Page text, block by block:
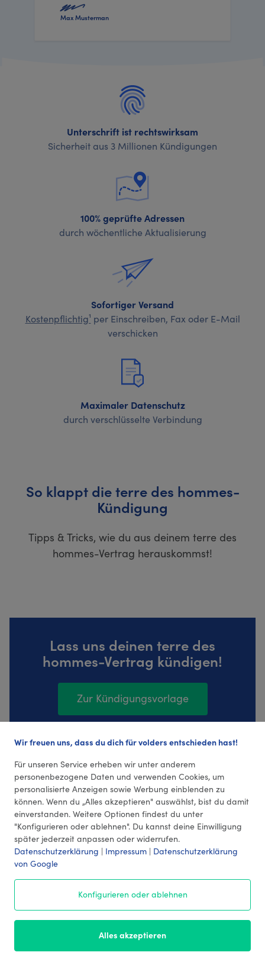
Max Musterman
Unterschrift ist rechtswirksam
Sicherheit aus 3 Millionen Kündigungen
100% geprüfte Adressen
durch wöchentliche Aktualisierung
Sofortiger Versand
Kostenpflichtig¹ per Einschreiben, Fax oder E-Mail
verschicken
Maximaler Datenschutz
durch verschlüsselte Verbindung
So klappt die terre des hommes-
Kündigung
Tipps & Tricks, wie du aus deinem terre des
hommes-Vertrag herauskommst!
Lass uns deinen terre des
hommes-Vertrag kündigen!
Zur Kündigungsvorlage
50 Bewertungen (4,26 Durchschnitt)
Kontakt
Wir freuen uns, dass du dich für volders entschieden hast!
Für unseren Service erheben wir unter anderem
personenbezogene Daten und verwenden Cookies, um
personalisierte Anzeigen sowie Werbung einblenden zu
können. Wenn du „Alles akzeptieren" auswählst, bist du damit
einverstanden. Weitere Optionen findest du unter
"Konfigurieren oder ablehnen". Du kannst deine Einwilligung
später jederzeit anpassen oder widerrufen.
Datenschutzerklärung | Impressum | Datenschutzerklärung
von Google
Konfigurieren oder ablehnen
Alles akzeptieren